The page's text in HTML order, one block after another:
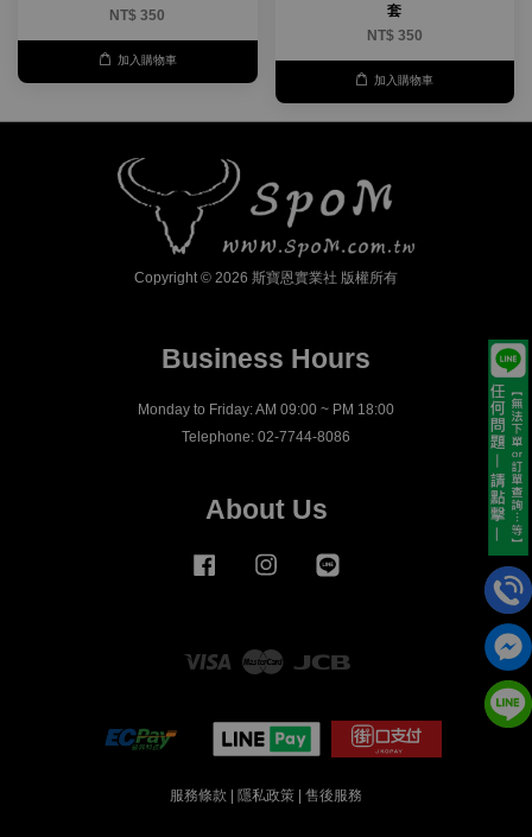
NT$ 350
加入購物車
套
NT$ 350
加入購物車
Copyright © 2026 斯寶恩實業社 版權所有
Business Hours
Monday to Friday: AM 09:00 ~ PM 18:00
Telephone: 02-7744-8086
About Us
Facebook Instagram
Visa Master
服務條款 隱私政策 售後服務